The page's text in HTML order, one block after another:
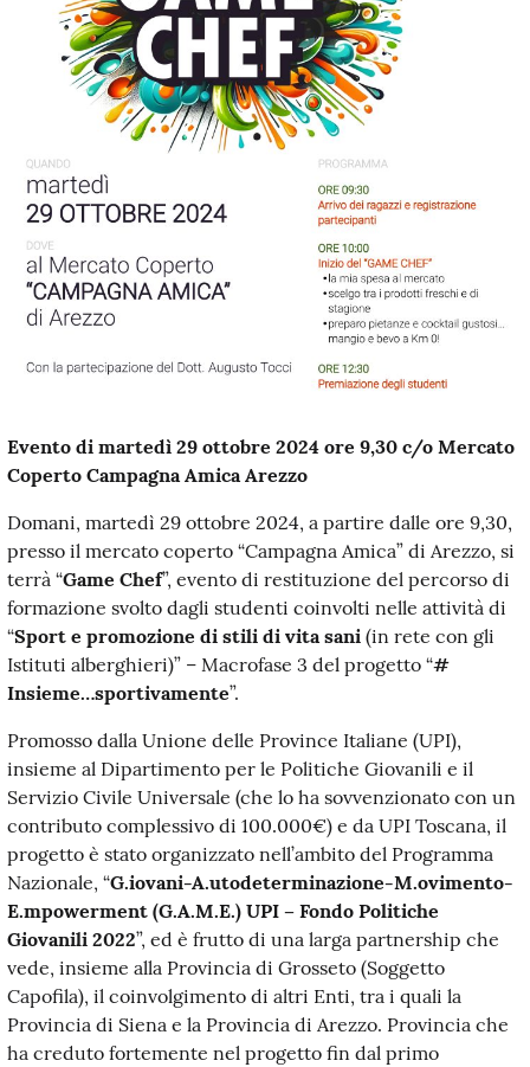
Evento di martedì 29 ottobre 2024 ore 9,30 c/o Mercato
Coperto Campagna Amica Arezzo
Domani, martedì 29 ottobre 2024, a partire dalle ore 9,30,
presso il mercato coperto “Campagna Amica” di Arezzo, si
terrà “Game Chef”, evento di restituzione del percorso di
formazione svolto dagli studenti coinvolti nelle attività di
“Sport e promozione di stili di vita sani (in rete con gli
Istituti alberghieri)” – Macrofase 3 del progetto “#
Insieme…sportivamente”.
Promosso dalla Unione delle Province Italiane (UPI),
insieme al Dipartimento per le Politiche Giovanili e il
Servizio Civile Universale (che lo ha sovvenzionato con un
contributo complessivo di 100.000€) e da UPI Toscana, il
progetto è stato organizzato nell’ambito del Programma
Nazionale, “G.iovani-A.utodeterminazione-M.ovimento-
E.mpowerment (G.A.M.E.) UPI – Fondo Politiche
Giovanili 2022”, ed è frutto di una larga partnership che
vede, insieme alla Provincia di Grosseto (Soggetto
Capofila), il coinvolgimento di altri Enti, tra i quali la
Provincia di Siena e la Provincia di Arezzo. Provincia che
ha creduto fortemente nel progetto fin dal primo